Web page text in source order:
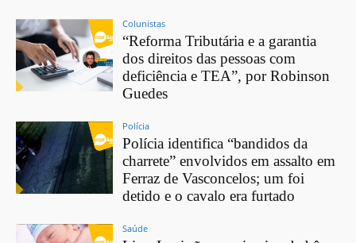
Colunistas
“Reforma Tributária e a garantia
dos direitos das pessoas com
deficiência e TEA”, por Robinson
Guedes
Polícia
Polícia identifica “bandidos da
charrete” envolvidos em assalto em
Ferraz de Vasconcelos; um foi
detido e o cavalo era furtado
Saúde